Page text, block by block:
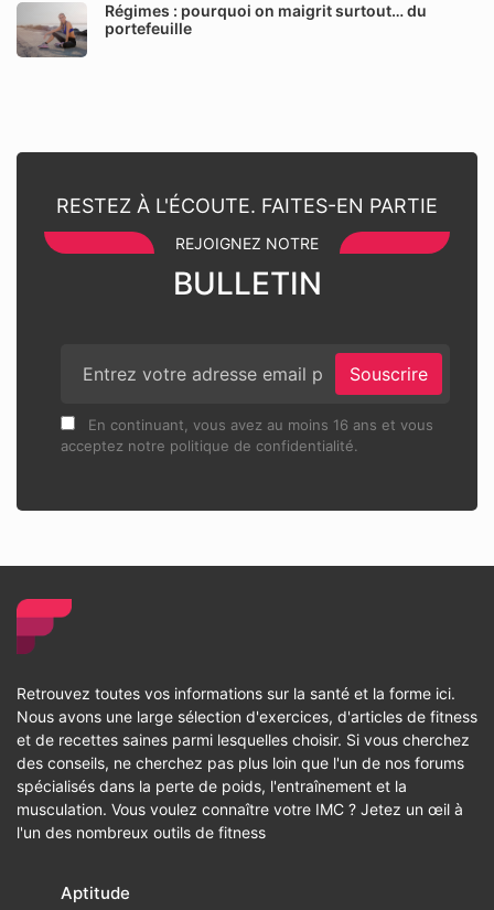
Régimes : pourquoi on maigrit surtout… du
portefeuille
RESTEZ À L'ÉCOUTE. FAITES-EN PARTIE
REJOIGNEZ NOTRE
BULLETIN
Souscrire
En continuant, vous avez au moins 16 ans et vous
acceptez notre politique de confidentialité.
Retrouvez toutes vos informations sur la santé et la forme ici.
Nous avons une large sélection d'exercices, d'articles de fitness
et de recettes saines parmi lesquelles choisir. Si vous cherchez
des conseils, ne cherchez pas plus loin que l'un de nos forums
spécialisés dans la perte de poids, l'entraînement et la
musculation. Vous voulez connaître votre IMC ? Jetez un œil à
l'un des nombreux outils de fitness
Aptitude